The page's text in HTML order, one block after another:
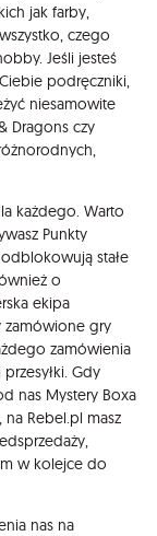
jak farby,
czego
Jeśli jesteś
podręczniki,
niesamowite
Dragons czy
każdego. Warto
Punkty
stałe
o
ekipa
zamówione gry
zamówienia
Gdy
nas Mystery Boxa
Rebel.pl masz
w kolejce do
nas na